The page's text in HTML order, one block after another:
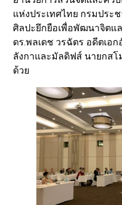
แห่งประเทศไทย กรมประ
ศิลปะยึกยือเพื่อพัฒนาจิตแ
ดร.พลเดช วรฉัตร อดีตเอ
ลังกาและมัลดิฟส์ นายกส
ด้วย